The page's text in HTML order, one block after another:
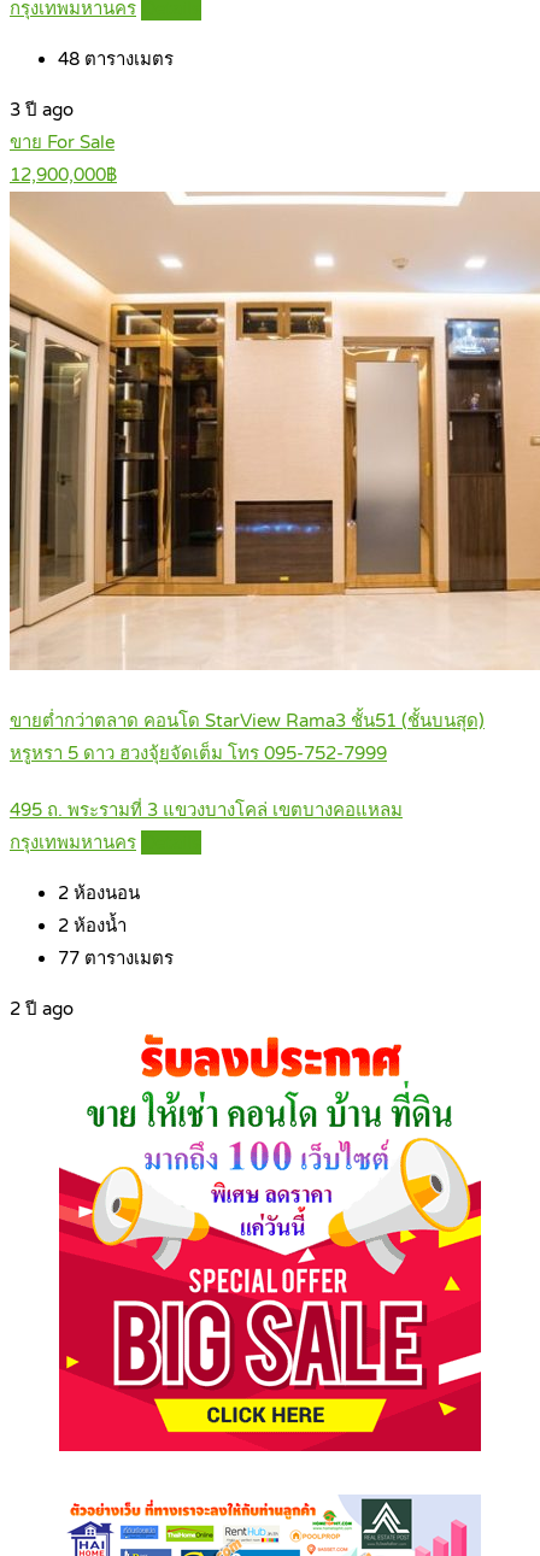
กรุงเทพมหานคร
48 ตารางเมตร
3 ปี ago
ขาย For Sale
12,900,000฿
ขายต่ำกว่าตลาด คอนโด StarView Rama3 ชั้น51 (ชั้นบนสุด)
หรูหรา 5 ดาว ฮวงจุ้ยจัดเต็ม โทร 095-752-7999
495 ถ. พระรามที่ 3 แขวงบางโคล่ เขตบางคอแหลม
กรุงเทพมหานคร
2 ห้องนอน
2 ห้องน้ำ
77 ตารางเมตร
2 ปี ago